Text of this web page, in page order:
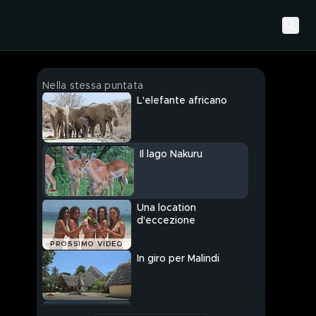
Nella stessa puntata
L'elefante africano
Il lago Nakuru
PROSSIMO VIDEO
Una location
d'eccezione
In giro per Malindi